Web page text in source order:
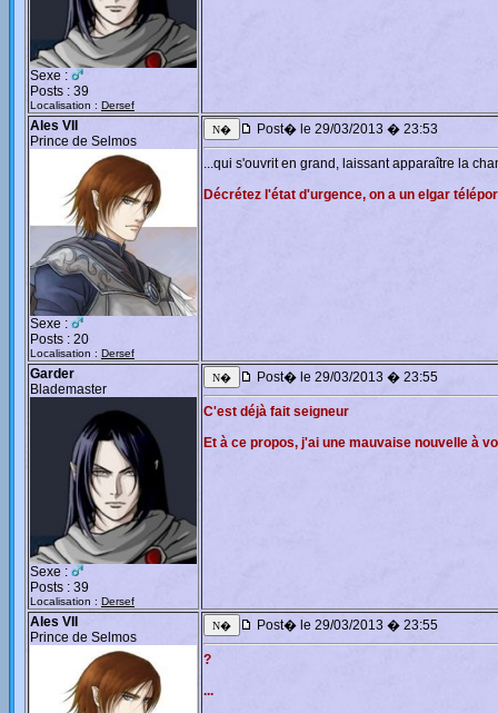
Sexe :
Posts : 39
Localisation : Dersef
Ales VII
Prince de Selmos
Sexe :
Posts : 20
Localisation : Dersef
Post� le 29/03/2013 � 23:53
...qui s'ouvrit en grand, laissant apparaître la
Décrétez l'état d'urgence, on a un elgar
Garder
Blademaster
Sexe :
Posts : 39
Localisation : Dersef
Post� le 29/03/2013 � 23:55
C'est déjà fait seigneur
Et à ce propos, j'ai une mauvaise nouvelle à
Ales VII
Prince de Selmos
Post� le 29/03/2013 � 23:55
?
...